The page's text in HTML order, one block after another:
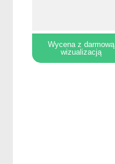
Wycena z darmową
wizualizacją